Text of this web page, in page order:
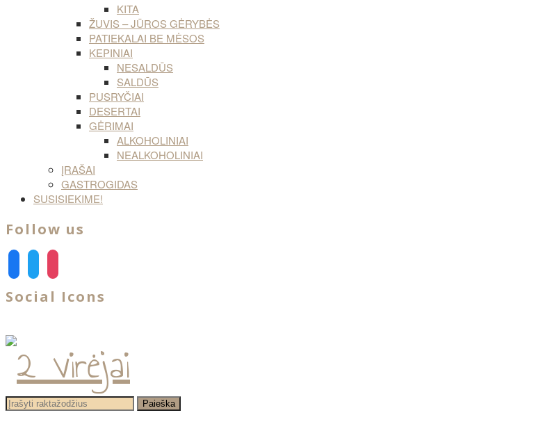
KITA
ŽUVIS – JŪROS GĖRYBĖS
PATIEKALAI BE MĖSOS
KEPINIAI
NESALDŪS
SALDŪS
PUSRYČIAI
DESERTAI
GĖRIMAI
ALKOHOLINIAI
NEALKOHOLINIAI
ĮRAŠAI
GASTROGIDAS
SUSISIEKIME!
Follow us
Social Icons